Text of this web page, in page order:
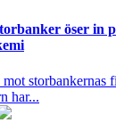
öser in
mot storbankernas
har...